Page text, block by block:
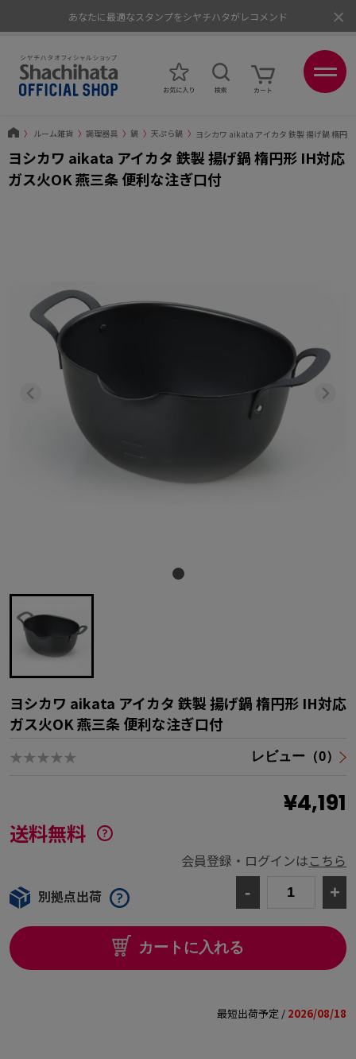
あなたに最適なスタンプをシヤチハタがレコメンド
〉 ルーム雑貨 〉 調理器具 〉 鍋 〉 天ぷら鍋 〉 ヨシカワ aikata アイカタ 鉄製 揚げ鍋 楕円
ヨシカワ aikata アイカタ 鉄製 揚げ鍋 楕円形 IH対応
ガス火OK 燕三条 便利な注ぎ口付
×
ヨシカワ aikata アイカタ 鉄製 揚げ鍋 楕円形 IH対応
ガス火OK 燕三条 便利な注ぎ口付
★★★★★ レビュー（0）
¥4,191
別拠点出荷
送料無料
会員登録・ログインはこちら
- +
カートに入れる
最短出荷予定 / 2026/08/18